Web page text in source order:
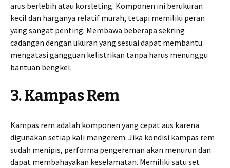
arus berlebih atau korsleting. Komponen ini berukuran
kecil dan harganya relatif murah, tetapi memiliki peran
yang sangat penting. Membawa beberapa sekring
cadangan dengan ukuran yang sesuai dapat membantu
mengatasi gangguan kelistrikan tanpa harus menunggu
bantuan bengkel.
3. Kampas Rem
Kampas rem adalah komponen yang cepat aus karena
digunakan setiap kali mengerem. Jika kondisi kampas rem
sudah menipis, performa pengereman akan menurun dan
dapat membahayakan keselamatan. Memiliki satu set